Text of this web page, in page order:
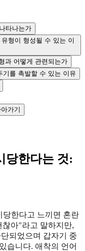
타나는가
형이 형성될 수 있는 이
과 어떻게 관련되는가
기를 촉발할 수 있는 이유
가기
당한다는 것:
당한다고 느끼면 혼란
아"라고 말하지만,
되었으며 갑자기 중
습니다. 애착의 언어